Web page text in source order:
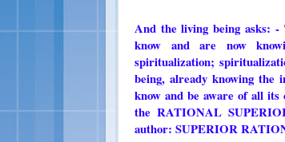
And the living being asks:
know and are now
spiritualization;
being, already knowing the
know and be aware of all
the RATIONAL
author: SUPERIOR